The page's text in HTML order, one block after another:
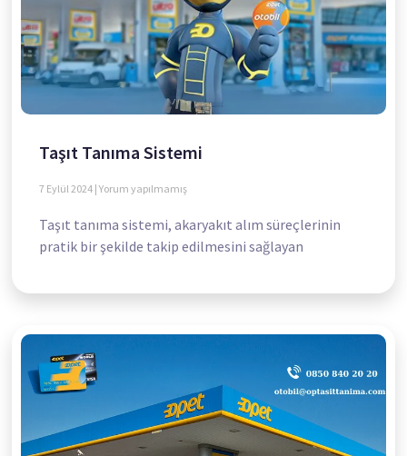
Taşıt Tanıma Sistemi
7 Eylül 2024 Yorum yapılmamış
Taşıt tanıma sistemi, akaryakıt alım süreçlerinin
pratik bir şekilde takip edilmesini sağlayan